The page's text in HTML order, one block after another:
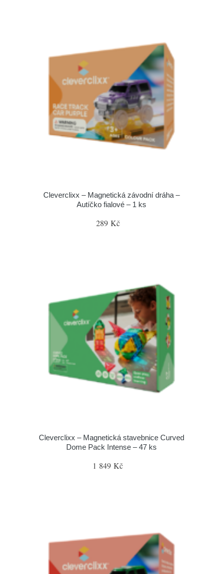
Cleverclixx – Magnetická závodní dráha –
Autíčko fialové – 1 ks
289 Kč
Cleverclixx – Magnetická stavebnice Curved
Dome Pack Intense – 47 ks
1 849 Kč